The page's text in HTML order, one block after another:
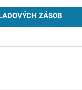
ZÁSOB